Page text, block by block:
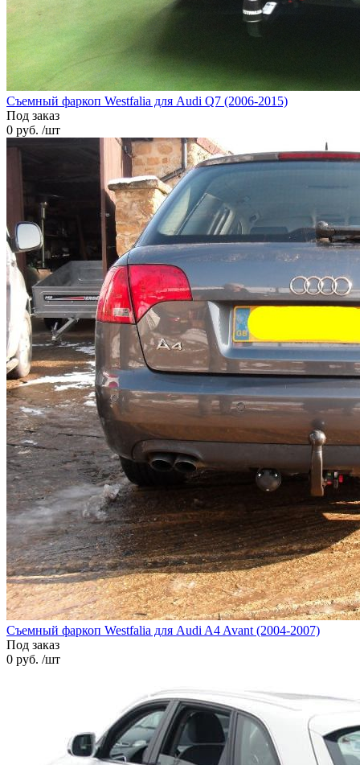
Cъемный фаркоп Westfalia для Audi Q7 (2006-2015)
Под заказ
0 руб. /шт
Cъемный фаркоп Westfalia для Audi A4 Avant (2004-2007)
Под заказ
0 руб. /шт